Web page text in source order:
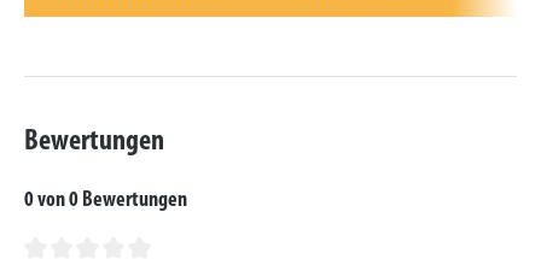
Bewertungen
0 von 0 Bewertungen